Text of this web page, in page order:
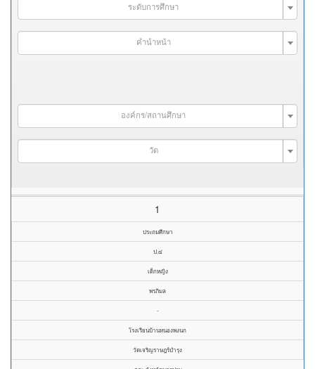
ระดับการศึกษา
คำนำหน้า
องค์กร/สถานศึกษา
วัด
1
ประถมศึกษา
ป.๔
เด็กหญิง
พรภิมล
-
โรงเรียนบ้านหนองพงนก
วัดเจริญราษฎร์บำรุง